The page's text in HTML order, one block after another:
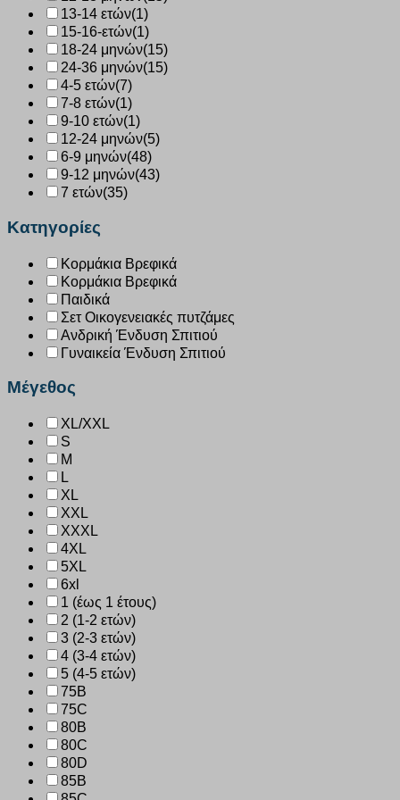
13-14 ετών(1)
15-16-ετών(1)
18-24 μηνών(15)
24-36 μηνών(15)
4-5 ετών(7)
7-8 ετών(1)
9-10 ετών(1)
12-24 μηνών(5)
6-9 μηνών(48)
9-12 μηνών(43)
7 ετών(35)
Κατηγορίες
Κορμάκια Βρεφικά
Κορμάκια Βρεφικά
Παιδικά
Σετ Οικογενειακές πυτζάμες
Ανδρική Ένδυση Σπιτιού
Γυναικεία Ένδυση Σπιτιού
Μέγεθος
XL/XXL
S
M
L
XL
XXL
XXXL
4XL
5XL
6xl
1 (έως 1 έτους)
2 (1-2 ετών)
3 (2-3 ετών)
4 (3-4 ετών)
5 (4-5 ετών)
75B
75C
80B
80C
80D
85B